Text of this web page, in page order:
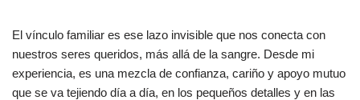
El vínculo familiar es ese lazo invisible que nos conecta con
nuestros seres queridos, más allá de la sangre. Desde mi
experiencia, es una mezcla de confianza, cariño y apoyo mutuo
que se va tejiendo día a día, en los pequeños detalles y en las